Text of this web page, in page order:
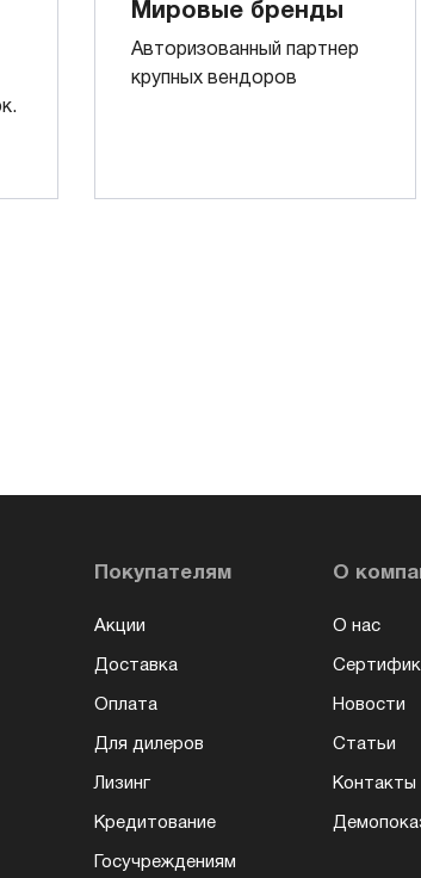
Мировые бренды
Авторизованный партнер
крупных вендоров
Покупателям
Акции
Доставка
Оплата
Для дилеров
Лизинг
Кредитование
Госучреждениям
О
О нас
Новости
Статьи
Контакты